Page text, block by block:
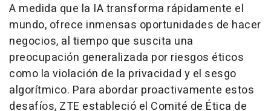
A medida que la IA transforma rápidamente el
mundo, ofrece inmensas oportunidades de hacer
negocios, al tiempo que suscita una
preocupación generalizada por riesgos éticos
como la violación de la privacidad y el sesgo
algorítmico. Para abordar proactivamente estos
desafíos, ZTE estableció el Comité de Ética de